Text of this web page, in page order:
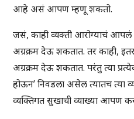
आहे असं आपण म्हणू शकतो.
जसं, काही व्यक्ती आरोग्याचं आपलं
अग्रक्रम देऊ शकतात. तर काही,
अग्रक्रम देऊ शकतात. परंतु त्या
होऊन’ निवडला असेल त्यातच
व्यक्तिगत सुखाची व्याख्या आपण